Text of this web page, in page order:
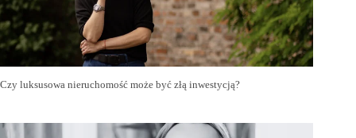
Czy luksusowa nieruchomość może być złą inwestycją?